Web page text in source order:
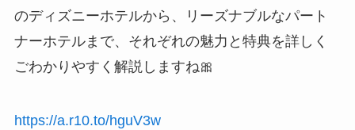
のディズニーホテルから、リーズナブルなパート
ナーホテルまで、それぞれの魅力と特典を詳しく
ごわかりやすく解説しますね🎀
https://a.r10.to/hguV3w